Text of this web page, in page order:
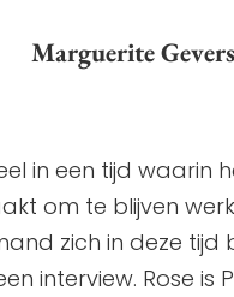
Marguerite
in een tijd waarin
om te blijven
zich in deze tijd
interview. Rose is